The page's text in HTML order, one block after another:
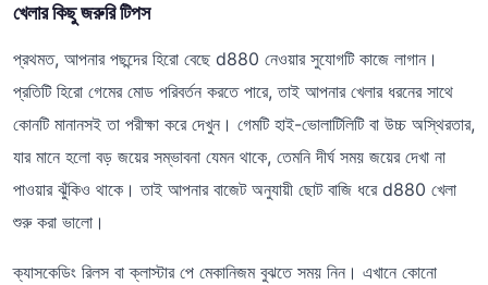
খেলার কিছু জরুরি টিপস
প্রথমত, আপনার পছন্দের হিরো বেছে d880 নেওয়ার সুযোগটি কাজে লাগান।
প্রতিটি হিরো গেমের মোড পরিবর্তন করতে পারে, তাই আপনার খেলার ধরনের সাথে
কোনটি মানানসই তা পরীক্ষা করে দেখুন। গেমটি হাই-ভোলাটিলিটি বা উচ্চ অস্থিরতার,
যার মানে হলো বড় জয়ের সম্ভাবনা যেমন থাকে, তেমনি দীর্ঘ সময় জয়ের দেখা না
পাওয়ার ঝুঁকিও থাকে। তাই আপনার বাজেট অনুযায়ী ছোট বাজি ধরে d880 খেলা
শুরু করা ভালো।
ক্যাসকেডিং রিলস বা ক্লাস্টার পে মেকানিজম বুঝতে সময় নিন। এখানে কোনো